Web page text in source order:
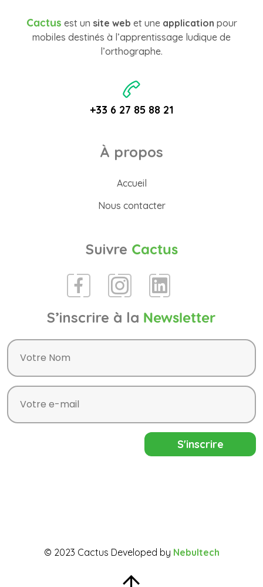
Cactus est un site web et une application pour
mobiles destinés à l’apprentissage ludique de
l’orthographe.
+33 6 27 85 88 21
À propos
Accueil
Nous contacter
Suivre Cactus
S’inscrire à la Newsletter
© 2023 Cactus Developed by Nebultech